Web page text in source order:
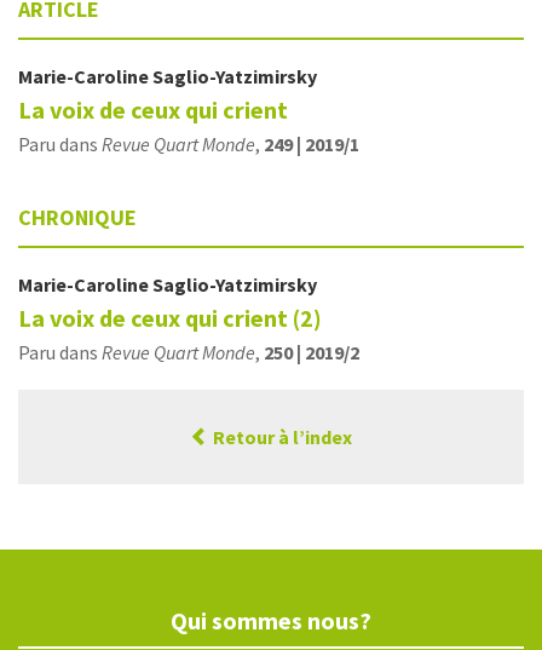
ARTICLE
Marie-CarolineSaglio-Yatzimirsky
La voix de ceux qui crient
Paru dans Revue Quart Monde, 249 | 2019/1
CHRONIQUE
Marie-CarolineSaglio-Yatzimirsky
La voix de ceux qui crient (2)
Paru dans Revue Quart Monde, 250 | 2019/2
Retour à l’index
Qui sommes nous?